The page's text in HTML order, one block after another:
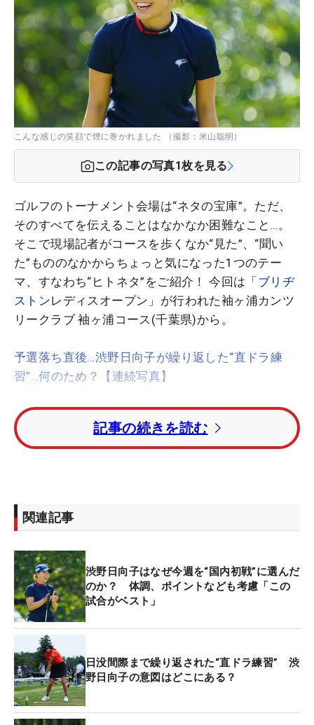
こんな感じの笑顔で煙に巻かれました （撮影：米山聡明）
この記事の写真1枚を見る
ゴルフのトーナメント会場は“ネタの宝庫”。ただ、
そのすべてを伝えることはなかなか困難なこと…。
そこで現場記者がコースを歩くなか“見た”、“聞い
た”もののなかからちょっと気になった1つのテー
マ、すなわち“ヒトネタ”をご紹介！ 今回は「 ブリヂ
ストンレディスオープン」が行われた袖ヶ浦カンツ
リークラブ 袖ヶ浦コース(千葉県)から。
予選落ち直後…渋野日向子が繰り返した“直ドラ練
習”…何のため？【連続写真】
今季の日本ツアー初戦として千葉県を選んだ渋野日
向子。2日間トータル3オーバーで予選落ちという結
果に終わったが、その人気は相変わらずだった。大
ー」という言葉を次々かけられた。
中には再渡米し6月2日開幕の海外メジャー「全米女
子オープン」から“主戦場”に復帰する。こうなる
と、やはり気になるのは『次はいつ戻ってくる
の？』。ただ2日目のラウンド後、そんな質問を投
げられた渋野は「秘密です」と言ってニヤリ。「そ
うなった場合はお知らせします！」と笑顔で煙に巻
いた。
これから海外では全米女子を皮切りに「KPMG全米
記事の続きを読む
関連記事
渋野日向子はなぜ今週を“国内初戦”に選んだ
のか？ 体調、ポイントなども考慮「この
試合がベスト」
日没間際まで繰り返された“直ドラ練習” 渋
野日向子の意図はどこにある？